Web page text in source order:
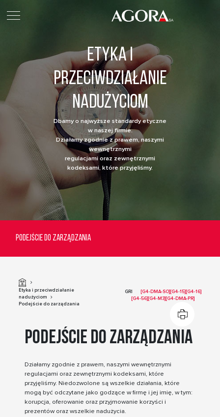
Etyka i
przeciwdziałanie
nadużyciom
Dbamy o najwyższe standardy etyczne
w naszej firmie.
Działamy zgodnie z prawem, naszymi
wewnętrznymi
regulacjami oraz zewnętrznymi
kodeksami, które przyjęliśmy.
Etyka i przeciwdziałanie
nadużyciom
Podejście do zarządzania
GRI
[G4-DMA-SO][G4-15][G4-16]
[G4-56][G4-M3][G4-DMA-PR]
Podejście do zarządzania
Działamy zgodnie z prawem, naszymi wewnętrznymi
regulacjami oraz zewnętrznymi kodeksami, które
przyjęliśmy. Niedozwolone są wszelkie działania, które
mogą być odczytane jako godzące w firmę i jej imię, w tym:
korupcja, oferowanie oraz przyjmowanie korzyści i
prezentów oraz wszelkie nadużycia.